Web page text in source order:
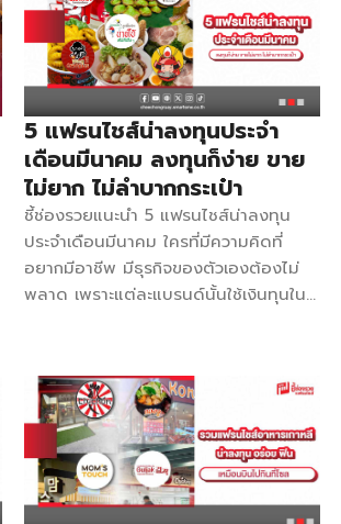
มากกว่า 100 สาขา ติดต่อ 082-
2738899 Facebook จงชงดี
ประเทศไทย – สำนักงานใหญ่ สิ่งที่ได้รับ
คีออส ผงชาเย็น ผงชาเขียว ผงนมเย็น
ผงโกโก้ ผงมะนาวชื่นใจ ผงนมเผือกหอม
อุปกรณ์และวัตถุดิบอื่น ๆ กว่า 24 NIKI
ชานมไข่มุก ค่าแฟรนไชส์ 36,990 บาท
จำนวนสาขา 47 สาขา ติดต่อ 02-
6628543 กด 1 Facebook NIK นิคแฟ
รนไชส์ชานมไข่มุก สิ่งที่ได้รับ สูตรการทำ
เมนูเครื่องดื่มเฉพาะตามแบบฉบับของทาง
แบรนด์ อุปกรณ์ครบพร้อมเปิดร้านกว่า
5 แฟรนไชส์น่าลงทุนประจำ
เดือนมีนาคม ลงทุนก็ง่าย ขาย
ไม่ยาก ไม่ลำบากกระเป๋า
ชี้ช่องรวยแนะนำ 5 แฟรนไชส์น่าลงทุน
ประจำเดือนมีนาคม ใครที่มีความคิดที่
อยากมีอาชีพ มีธุรกิจของตัวเองต้องไม่
พลาด เพราะแต่ละแบรนด์นั้นใช้เงินทุนใน
ก็มีพร้อม ขายได้ ขายง่าย มีเงินติดกระเป๋า
ไปสร้างโอกาสต่อได้ Ice Station ค่าแฟ
รนไชส์ 5,900 บาท Facebook แฟรน
ไชส์ไอศกรีมเกล็ดหิมะ ไอซ์สเตชั่น สิ่งที่ได้
รับ เกล็ดหิมะ 10 กก. (สตรอว์เบอร์รี่) ไว
นิลคลุมโต๊ะ 120 ซม. 1 ผืน ป้ายเมนูติด